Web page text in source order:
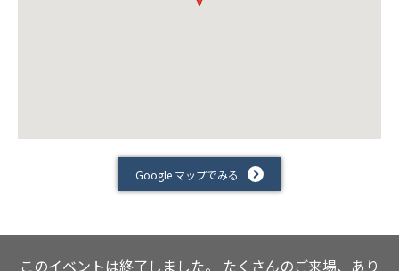
Google マップでみる
このイベントは終了しました。 たくさんのご来場、あり